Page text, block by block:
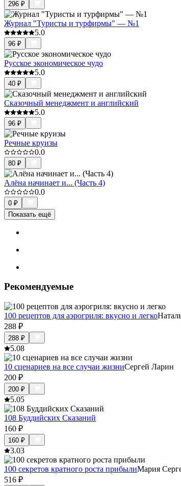
296 ₽
Журнал "Туристы и турфирмы" — №1
5.0
96 ₽
Русское экономическое чудо
5.0
40 ₽
Сказочный менеджмент и английский
5.0
96 ₽
Речные круизы
0.0
80 ₽
Алёна начинает и... (Часть 4)
0.0
0 ₽
Показать ещё
Рекомендуемые
100 рецептов для аэрогриля: вкусно и легко
288 ₽
288 ₽
5.08
10 сценариев на все случаи жизниСергей Ларин
200 ₽
200 ₽
5.05
108 Буддийских Сказаний
160 ₽
160 ₽
3.03
100 секретов кратного роста прибылиМария
516 ₽